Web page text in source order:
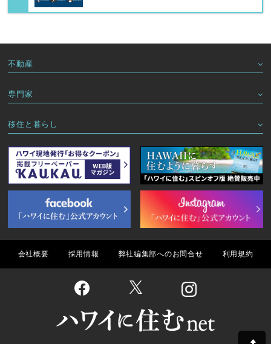
不動産
専門家
移住と暮らし
会社概要 採用情報 弊社編集部へのお問合せ 利用規約